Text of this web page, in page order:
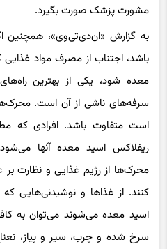
مشورت پزشک صورت بگیرد.
به گزارش «ان‌دی‌تی‌وی»،
باشد، اجتناب از مصرف مواد
معده شود، یکی از بهترین
سرفه‌های ناشی از آن است.
است متفاوت باشد. افرادی که
ریفلاکس اسید معده آنها
محرک‌ها از رژیم غذایی و نظارت بر
کنند. از غذاها و نوشیدنی‌هایی
اسید معده می‌شوند می‌توان به
سرخ شده و چرب، سیر و پیاز،